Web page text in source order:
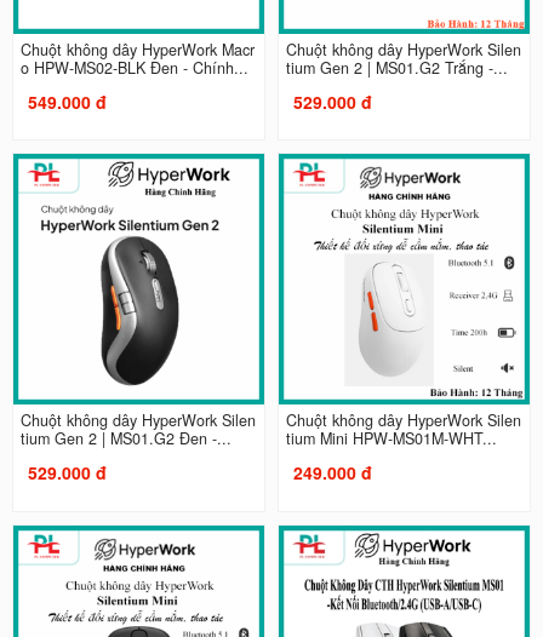
Chuột không dây HyperWork Macr
o HPW-MS02-BLK Đen - Chính...
549.000 đ
Chuột không dây HyperWork Silen
tium Gen 2 | MS01.G2 Trắng -...
529.000 đ
Chuột không dây HyperWork Silen
tium Gen 2 | MS01.G2 Đen -...
529.000 đ
Chuột không dây HyperWork Silen
tium Mini HPW-MS01M-WHT...
249.000 đ